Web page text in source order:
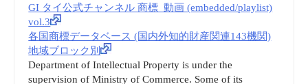
GI タイ公式チャンネル 商標_動画 (embedded/playlist)
vol.3
各国商標データベース (国内外知的財産関連143機関)
地域ブロック別
Department of Intellectual Property is under the
supervision of Ministry of Commerce. Some of its